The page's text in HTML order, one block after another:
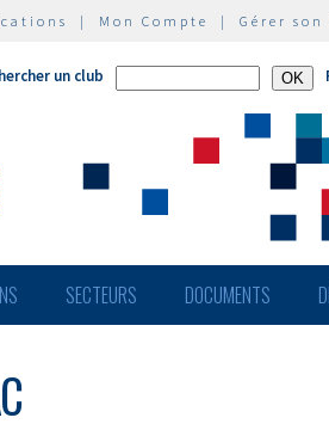
| Mon Compte | Gérer son
un club
SECTEURS DOCUMENTS